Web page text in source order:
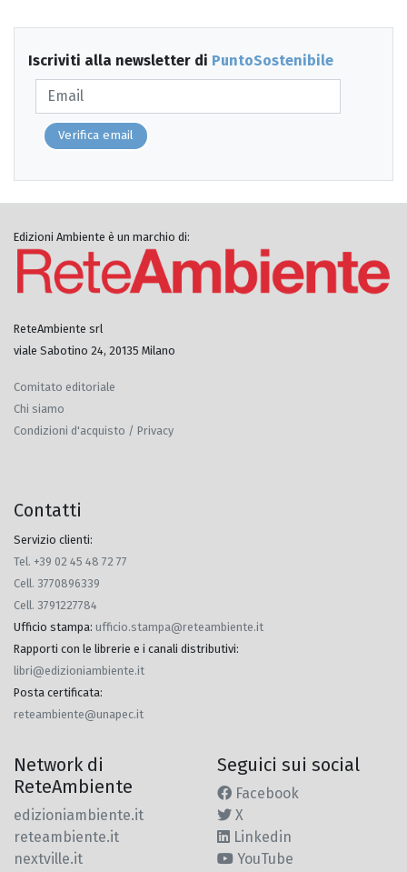
Iscriviti alla newsletter di PuntoSostenibile
Verifica email
Edizioni Ambiente è un marchio di:
ReteAmbiente srl
viale Sabotino 24, 20135 Milano
Comitato editoriale
Chi siamo
Condizioni d'acquisto / Privacy
Contatti
Servizio clienti:
Tel. +39 02 45 48 72 77
Cell. 3770896339
Cell. 3791227784
Ufficio stampa: ufficio.stampa@reteambiente.it
Rapporti con le librerie e i canali distributivi:
libri@edizioniambiente.it
Posta certificata:
reteambiente@unapec.it
Network di
ReteAmbiente
edizioniambiente.it
reteambiente.it
nextville.it
Seguici sui social
Facebook
X
Linkedin
YouTube